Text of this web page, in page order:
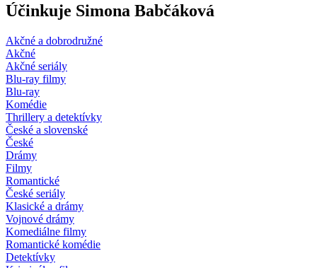
Účinkuje Simona Babčáková
Akčné a dobrodružné
Akčné
Akčné seriály
Blu-ray filmy
Blu-ray
Komédie
Thrillery a detektívky
České a slovenské
České
Drámy
Filmy
Romantické
České seriály
Klasické a drámy
Vojnové drámy
Komediálne filmy
Romantické komédie
Detektívky